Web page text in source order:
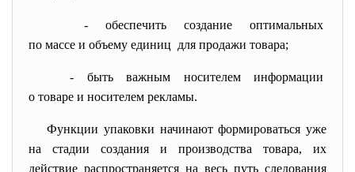
- обеспечить создание оптимальных
по массе и объему единиц для продажи товара;
- быть важным носителеминформации
о товаре и носителем рекламы.
Функции упаковки начинают формироваться уже
на стадии создания и производства товара, их
действие распространяется на весь путь следования